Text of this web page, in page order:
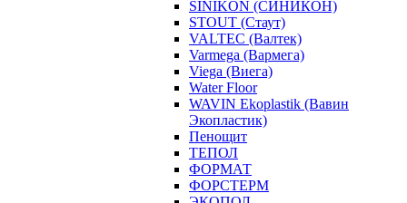
SINIKON (СИНИКОН)
STOUT (Стаут)
VALTEC (Валтек)
Varmega (Вармега)
Viega (Виега)
Water Floor
WAVIN Ekoplastik (Вавин
Экопластик)
Пенощит
ТЕПОЛ
ФОРМАТ
ФОРСТЕРМ